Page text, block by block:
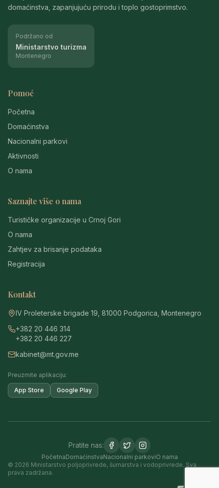
domaćinstva, zapanjujuću prirodu i toplo gostoprimstvo.
Podržano od
Ministarstvo turizma
Montenegro
Pomoć
Početna
Domaćinstva
Nacionalni parkovi
Aktivnosti
O nama
Saznajte više o nama
Turističke organizacije u Crnoj Gori
O nama
Zahtjev za brisanje podataka
Registracija
Kontakt
IV Proleterske brigade 19, 81000 Podgorica, Montenegro
+382 20 446 314
+382 20 446 227
kabinet@mt.gov.me
Preuzmite aplikaciju:
App Store Google Play
Pratite nas:
PočetnaDomaćinstvaNacionalni parkoviO nama
© 2026 Ministarstvo poljoprivrede, šumarstva i vodoprivrede. Sva
prava zadržana.